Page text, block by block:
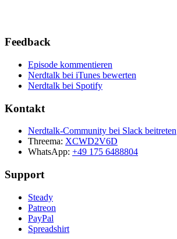
Feedback
Episode kommentieren
Nerdtalk bei iTunes bewerten
Nerdtalk bei Spotify
Kontakt
Nerdtalk-Community bei Slack beitreten
Threema: XCWD2V6D
WhatsApp: +49 175 6488804
Support
Steady
Patreon
PayPal
Spreadshirt